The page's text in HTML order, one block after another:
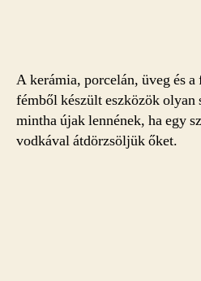
A kerámia, porcelán, üveg és
fémből készült eszközök
mintha újak lennének, ha egy
vodkával átdörzsöljük őket.